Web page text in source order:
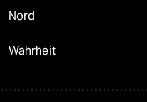
Nord
Wahrheit